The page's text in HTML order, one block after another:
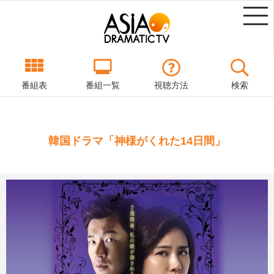
番組表 番組一覧 視聴方法 検索
韓国ドラマ「神様がくれた14日間」